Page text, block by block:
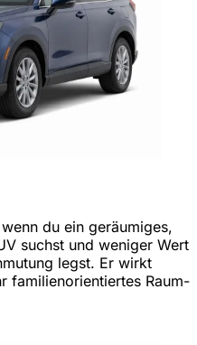
du ein geräumiges,
suchst und weniger Wert
legst. Er wirkt
familienorientiertes Raum-